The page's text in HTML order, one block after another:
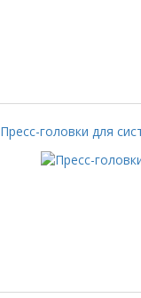
Пресс-головки для